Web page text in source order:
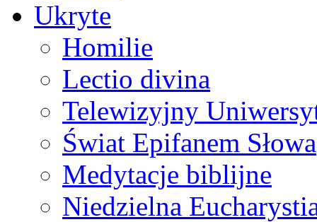
Ukryte
Homilie
Lectio divina
Telewizyjny
Świat Epifanem Słowa
Medytacje biblijne
Niedzielna